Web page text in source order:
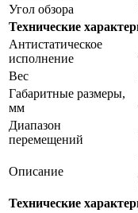
Угол обзора
Технические
Антистатическое
исполнение
Вес
Габаритные размеры,
мм
Диапазон
перемещений
Описание
Технические